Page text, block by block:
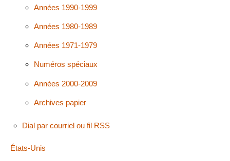
Années 1990-1999
Années 1980-1989
Années 1971-1979
Numéros spéciaux
Années 2000-2009
Archives papier
Dial par courriel ou fil RSS
États-Unis